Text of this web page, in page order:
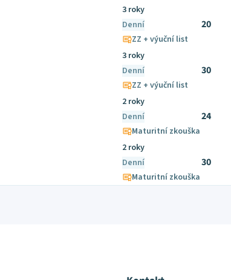
3 roky
Denní
ZZ + výuční list
20
3 roky
Denní
ZZ + výuční list
30
2 roky
Denní
Maturitní zkouška
24
2 roky
Denní
Maturitní zkouška
30